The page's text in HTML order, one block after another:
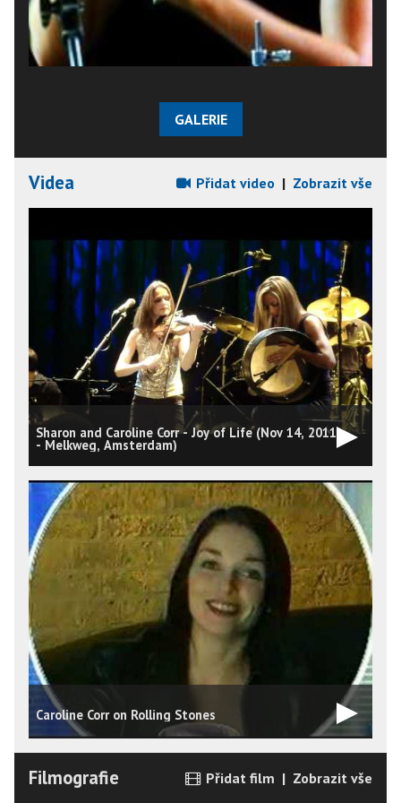
GALERIE
Videa Přidat video | Zobrazit vše
Sharon and Caroline Corr - Joy of Life (Nov 14, 2011
- Melkweg, Amsterdam)
Caroline Corr on Rolling Stones
Filmografie Přidat film | Zobrazit vše